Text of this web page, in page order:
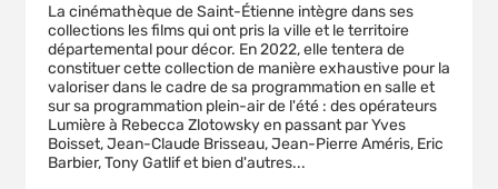
La cinémathèque de Saint-Étienne intègre dans ses
collections les films qui ont pris la ville et le territoire
départemental pour décor. En 2022, elle tentera de
constituer cette collection de manière exhaustive pour la
valoriser dans le cadre de sa programmation en salle et
sur sa programmation plein-air de l'été : des opérateurs
Lumière à Rebecca Zlotowsky en passant par Yves
Boisset, Jean-Claude Brisseau, Jean-Pierre Améris, Eric
Barbier, Tony Gatlif et bien d'autres...